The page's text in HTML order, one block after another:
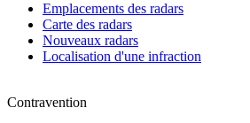
Emplacements des radars
Carte des radars
Nouveaux radars
Localisation d'une infraction
Contravention